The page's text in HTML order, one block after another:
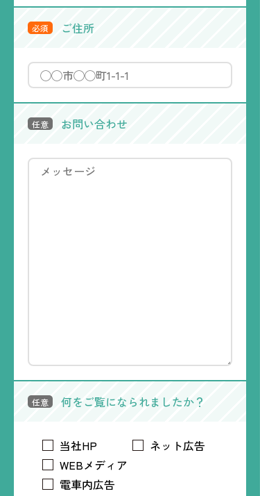
必須 ご住所
任意 お問い合わせ
任意 何をご覧になられましたか？
当社HP
ネット広告
WEBメディア
電車内広告